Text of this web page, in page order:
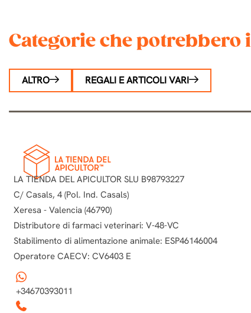
Categorie che potrebbero
ALTRO REGALI E ARTICOLI VARI
LA TIENDA DEL APICULTOR SLU B98793227
C/ Casals, 4 (Pol. Ind. Casals)
Xeresa - Valencia (46790)
Distributore di farmaci veterinari: V-48-VC
Stabilimento di alimentazione animale: ESP46146004
Operatore CAECV: CV6403 E
+34670393011